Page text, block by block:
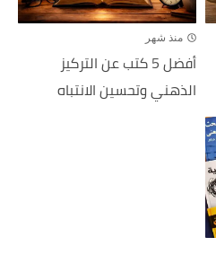
منذ شهر
أفضل 5 كتب عن التركيز
الذهني وتحسين الانتباه